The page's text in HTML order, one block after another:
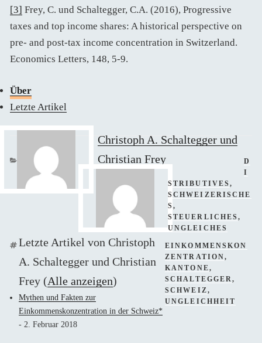
[3] Frey, C. und Schaltegger, C.A. (2016), Progressive
taxes and top income shares: A historical perspective on
pre- and post-tax income concentration in Switzerland.
Economics Letters, 148, 5-9.
Über
Letzte Artikel
Christoph A. Schaltegger und
Christian Frey
Letzte Artikel von Christoph
A. Schaltegger und Christian
Frey (Alle anzeigen)
Mythen und Fakten zur
Einkommenskonzentration in der Schweiz*
- 2. Februar 2018
D
I
STRIBUTIVES,
SCHWEIZERISCHE
S,
STEUERLICHES,
UNGLEICHES
SCHLAGWÖRTER
EINKOMMENSKON
ZENTRATION,
KANTONE,
SCHALTEGGER,
SCHWEIZ,
UNGLEICHHEIT